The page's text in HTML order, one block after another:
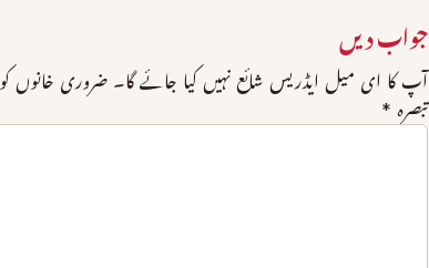
جواب دیں
آپ کا ای میل ایڈریس شائع نہیں کیا جائے گا۔ ضروری خانوں کو
تبصرہ *